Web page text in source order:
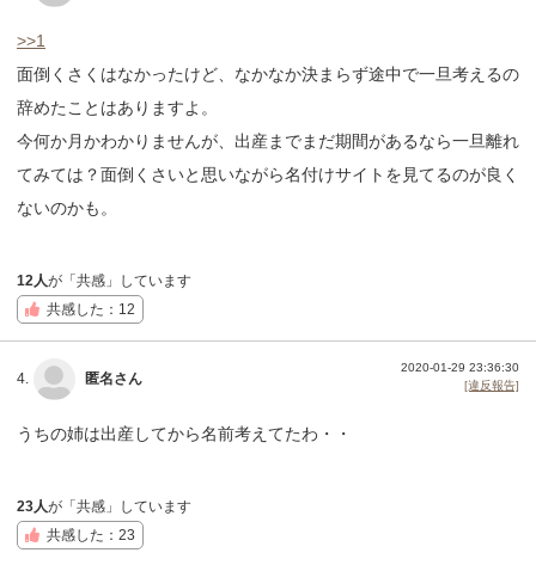
>>1
面倒くさくはなかったけど、なかなか決まらず途中で一旦考えるの
辞めたことはありますよ。
今何か月かわかりませんが、出産までまだ期間があるなら一旦離れ
てみては？面倒くさいと思いながら名付けサイトを見てるのが良く
ないのかも。
12人が「共感」しています
共感した：12
4. 匿名さん
2020-01-29 23:36:30
[違反報告]
うちの姉は出産してから名前考えてたわ・・
23人が「共感」しています
共感した：23